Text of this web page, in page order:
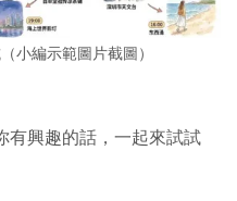
小編示範圖片截圖）
有興趣的話，一起來試試